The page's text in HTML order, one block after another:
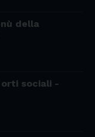
della
orti sociali -